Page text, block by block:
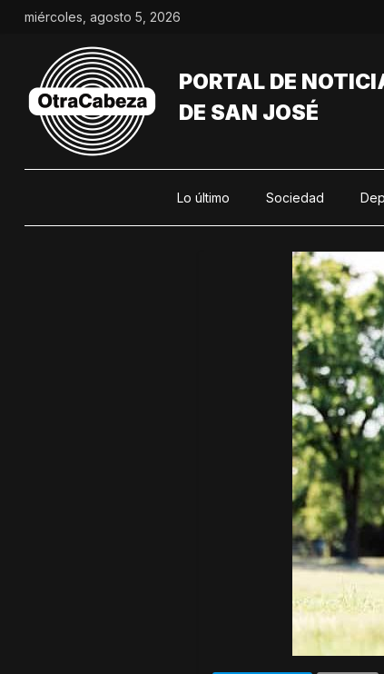
Saltar
contenido
miércoles, agosto 5, 2026
PORTAL DE
DE SAN JOSÉ
Lo último Sociedad